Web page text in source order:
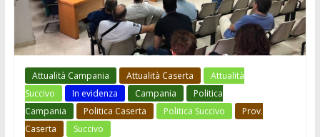
Attualità Campania Attualità Caserta
Attualità
Succivo
In evidenza Campania
Politica
Campania
Politica Caserta Politica Succivo
Prov.
Caserta
Succivo